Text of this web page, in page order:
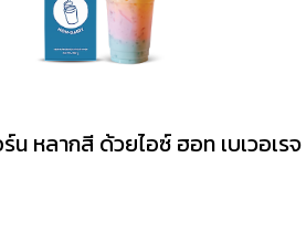
น หลากสี ด้วยไอซ์ ฮอท เบเวอเรจ